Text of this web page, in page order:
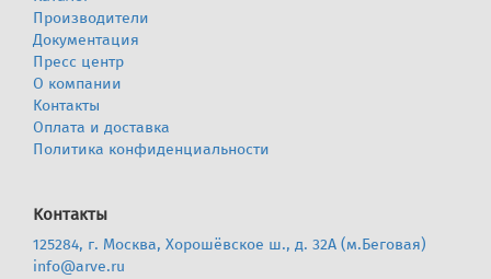
Производители
Документация
Пресс центр
О компании
Контакты
Оплата и доставка
Политика конфиденциальности
Контакты
125284, г. Москва, Хорошёвское ш., д. 32А (м.Беговая)
info@arve.ru